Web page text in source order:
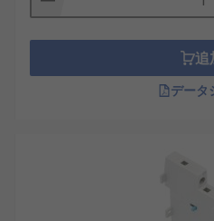
適切な補助接点を選定するた
途から家庭用機器まで幅広い
きます。
し、機器に適した電圧仕
端子構成：2NC+2NO、
2NO+2NC、4NOや
追
データ